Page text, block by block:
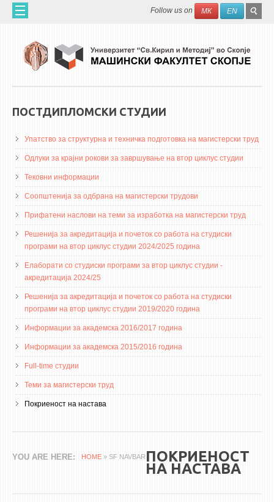
Skip to main content Search
Follow us on МК EN
ЗА НАС
60 ГОДИНИ МФ
ЗА ФАКУЛТЕТОТ
НАУЧНА ДЕЈНОСТ
МАШИНСКО ИНЖЕНЕРСТВО - НАУЧНО СПИСАНИЕ
АПЛИКАТИВНА ДЕЈНОСТ
МЕЃУНАРОДНА СОРАБОТКА
ERASMUS+
QIM-SEE
3DFindIT
WATERBRIDGING
CIRASIM
ENERGET
AIR QUALITY MODELLING
АКТИ
АКТИ
ЗАВРШНИ СМЕТКИ
ПОСТДИПЛОМСКИ СТУДИИ
Упатство за структурна и техничка подготовка на магистерски труд
Одлуки за крајни рокови за завршување на втор циклус студии
Тековни информации
Соопштенија за одбрана на магистерски трудови
Прифатени наслови на теми за изработка на магистерски труд
Решенија за акредитација и почеток со работа на студиски
програми на втор циклус студии 2024/2025 година
Елаборати со студиски програми за втор циклус студии -
акредитација 2024/25
Решенија за акредитација и почеток со работа на студиски
програми на втор циклус студии 2019/2020 година
Информации за академска 2016/2017 година
Информации за академска 2015/2016 година
Full-time студии
Теми за магистерски труд
Покриеност на настава
YOU ARE HERE HOME » SF NAVBAR ПОКРИЕНОСТ
НА НАСТАВА